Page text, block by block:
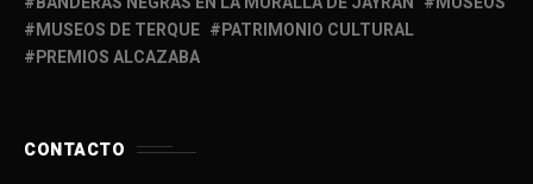
MUSEOS DE TERQUE
PATRIMONIO CULTURAL
PREMIOS ALCAZABA
CONTACTO